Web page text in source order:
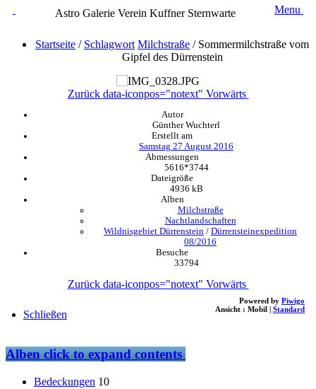
Astro Galerie Verein Kuffner Sternwarte Menu
Startseite / Schlagwort Milchstraße / Sommermilchstraße vom
Gipfel des Dürrenstein
Zurück data-iconpos="notext" Vorwärts
Autor
Günther Wuchterl
Erstellt am
Samstag 27 August 2016
Abmessungen
5616*3744
Dateigröße
4936 kB
Alben
Milchstraße
Nachtlandschaften
Wildnisgebiet Dürrenstein / Dürrensteinexpedition
08/2016
Besuche
33794
Zurück data-iconpos="notext" Vorwärts
Powered by Piwigo
Ansicht : Mobil | Standard
Schließen
Albenclick to expand contents
Bedeckungen 10